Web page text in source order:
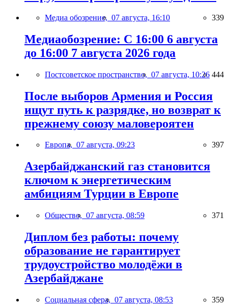
Медиа обозрение, 07 августа, 16:10 339
Медиаобозрение: С 16:00 6 августа
до 16:00 7 августа 2026 года
Постсоветское пространство, 07 августа, 10:26 444
После выборов Армения и Россия
ищут путь к разрядке, но возврат к
прежнему союзу маловероятен
Европа, 07 августа, 09:23 397
Азербайджанский газ становится
ключом к энергетическим
амбициям Турции в Европе
Общество, 07 августа, 08:59 371
Диплом без работы: почему
образование не гарантирует
трудоустройство молодёжи в
Азербайджане
Социальная сфера, 07 августа, 08:53 359